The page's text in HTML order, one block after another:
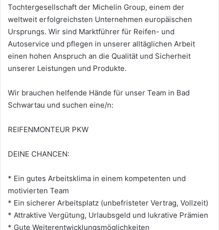
Tochtergesellschaft der Michelin Group, einem der
weltweit erfolgreichsten Unternehmen europäischen
Ursprungs. Wir sind Marktführer für Reifen- und
Autoservice und pflegen in unserer alltäglichen Arbeit
einen hohen Anspruch an die Qualität und Sicherheit
unserer Leistungen und Produkte.
Wir brauchen helfende Hände für unser Team in Bad
Schwartau und suchen eine/n:
REIFENMONTEUR PKW
DEINE CHANCEN:
* Ein gutes Arbeitsklima in einem kompetenten und
motivierten Team
* Ein sicherer Arbeitsplatz (unbefristeter Vertrag, Vollzeit)
* Attraktive Vergütung, Urlaubsgeld und lukrative Prämien
* Gute Weiterentwicklungsmöglichkeiten